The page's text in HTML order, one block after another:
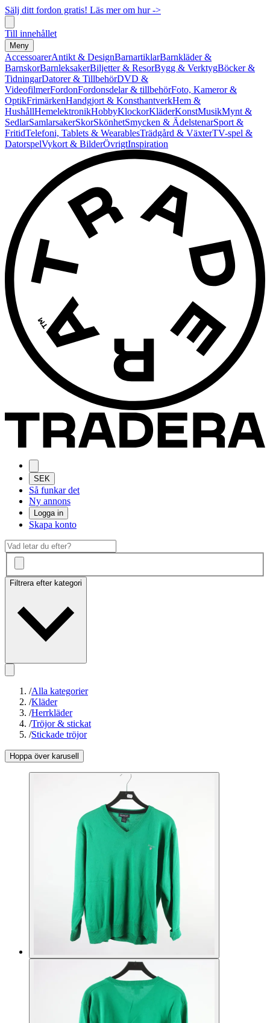
Sälj ditt fordon gratis! Läs mer om hur ->
Till innehållet
Meny
AccessoarerAntikt & DesignBarnartiklarBarnkläder &
BarnskorBarnleksakerBiljetter & ResorBygg & VerktygBöcker &
TidningarDatorer & TillbehörDVD &
VideofilmerFordonFordonsdelar & tillbehörFoto, Kameror &
OptikFrimärkenHandgjort & KonsthantverkHem &
HushållHemelektronikHobbyKlockorKläderKonstMusikMynt &
SedlarSamlarsakerSkorSkönhetSmycken & ÄdelstenarSport &
FritidTelefoni, Tablets & WearablesTrädgård & VäxterTV-spel &
DatorspelVykort & BilderÖvrigtInspiration
SEK
Så funkar det
Ny annons
Logga in
Skapa konto
Filtrera efter kategori
/Alla kategorier
/Kläder
/Herrkläder
/Tröjor & stickat
/Stickade tröjor
Hoppa över karusell